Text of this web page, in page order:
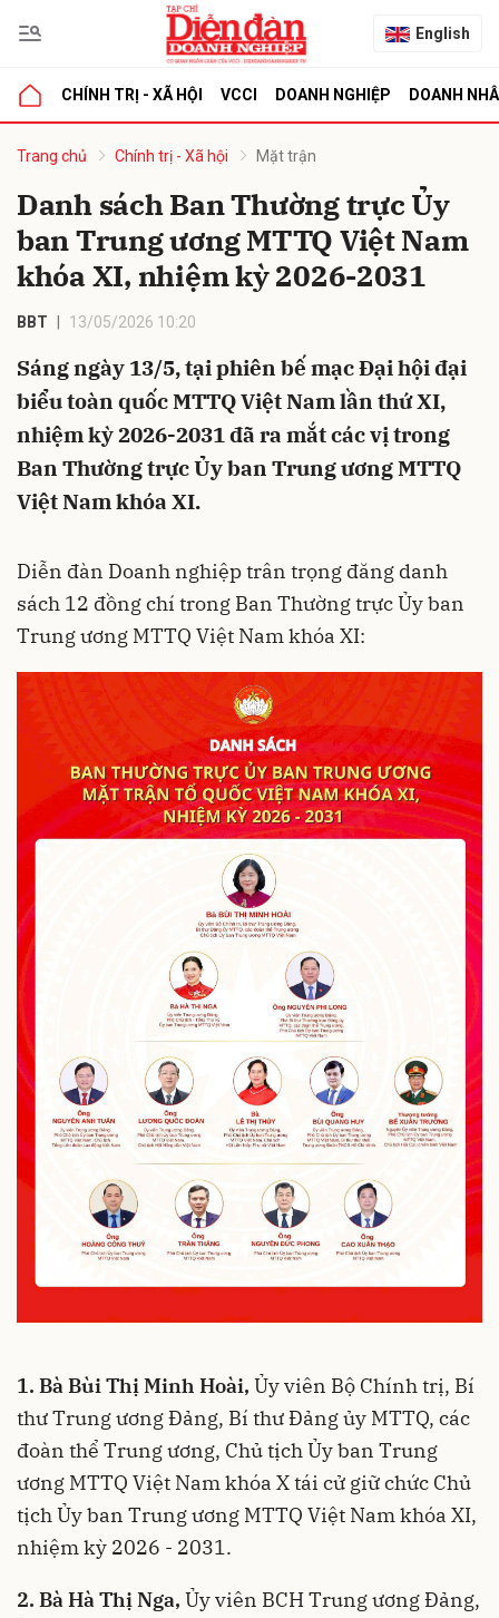
English
CHÍNH TRỊ - XÃ HỘI VCCI DOANH NGHIỆP DOANH
Trang chủ Chính trị - Xã hội Mặt trận
Danh sách Ban Thường trực Ủy
ban Trung ương MTTQ Việt Nam
khóa XI, nhiệm kỳ 2026-2031
BBT 13/05/2026 10:20
Sáng ngày 13/5, tại phiên bế mạc Đại hội đại
biểu toàn quốc MTTQ Việt Nam lần thứ XI,
nhiệm kỳ 2026-2031 đã ra mắt các vị trong
Ban Thường trực Ủy ban Trung ương MTTQ
Việt Nam khóa XI.
Diễn đàn Doanh nghiệp trân trọng đăng danh
sách 12 đồng chí trong Ban Thường trực Ủy ban
Trung ương MTTQ Việt Nam khóa XI:
1. Bà Bùi Thị Minh Hoài, Ủy viên Bộ Chính trị, Bí
thư Trung ương Đảng, Bí thư Đảng ủy MTTQ, các
đoàn thể Trung ương, Chủ tịch Ủy ban Trung
ương MTTQ Việt Nam khóa X tái cử giữ chức Chủ
tịch Ủy ban Trung ương MTTQ Việt Nam khóa XI,
nhiệm kỳ 2026 - 2031.
2. Bà Hà Thị Nga, Ủy viên BCH Trung ương Đảng,
luận
Hủy